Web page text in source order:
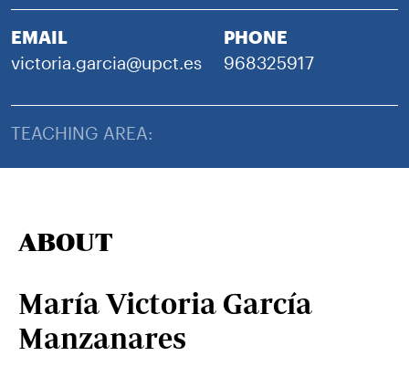
EMAIL
victoria.garcia@upct.es
PHONE
968325917
TEACHING AREA:
ABOUT
María Victoria García
Manzanares